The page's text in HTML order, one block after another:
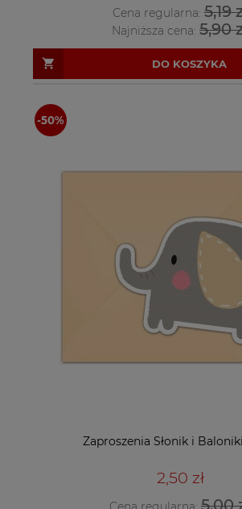
Cena regularna:5,19
Najniższa cena: 5,90
DO KOSZYKA
Zaproszenia Słonik i
2,50 zł
5,00